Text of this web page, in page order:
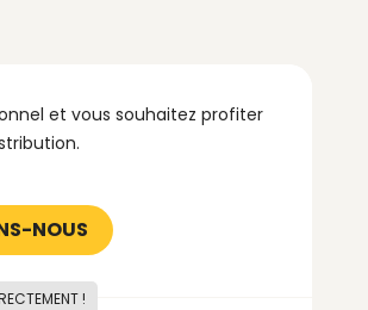
et vous souhaitez profiter
NOUS
!